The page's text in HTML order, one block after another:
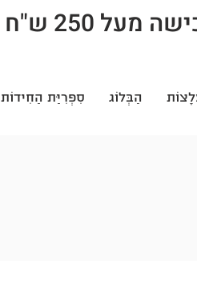
250 ש"ח
הַבְּלוֹג סִפְרִיַּת הַחִידוֹת